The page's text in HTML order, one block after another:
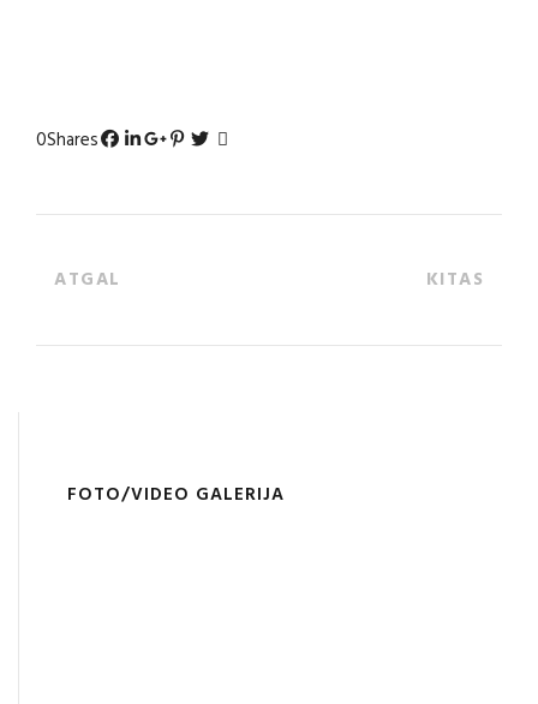
0Shares
ATGAL KITAS
FOTO/VIDEO GALERIJA